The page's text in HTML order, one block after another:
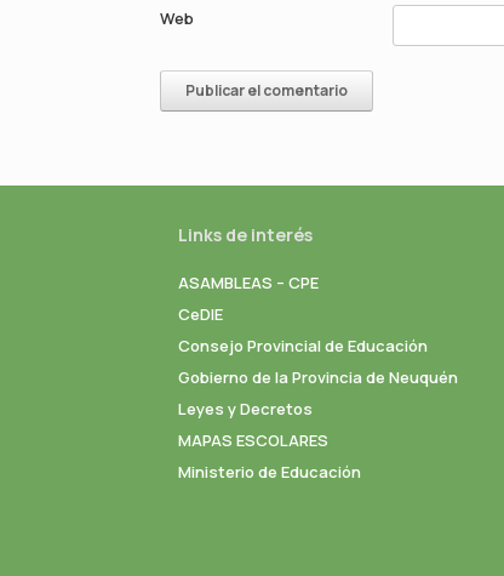
Web
Links de interés
ASAMBLEAS – CPE
CeDIE
Consejo Provincial de Educación
Gobierno de la Provincia de Neuquén
Leyes y Decretos
MAPAS ESCOLARES
Ministerio de Educación